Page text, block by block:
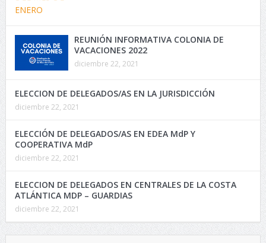
REUNIÓN INFORMATIVA COLONIA DE
VACACIONES 2022
diciembre 22, 2021
ELECCION DE DELEGADOS/AS EN LA JURISDICCIÓN
diciembre 22, 2021
ELECCIÓN DE DELEGADOS/AS EN EDEA MdP Y
COOPERATIVA MdP
diciembre 22, 2021
ELECCION DE DELEGADOS EN CENTRALES DE LA COSTA
ATLÁNTICA MDP – GUARDIAS
diciembre 22, 2021